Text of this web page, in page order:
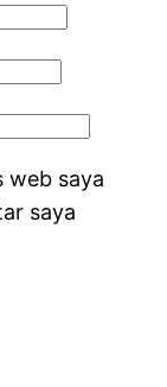
web saya
saya